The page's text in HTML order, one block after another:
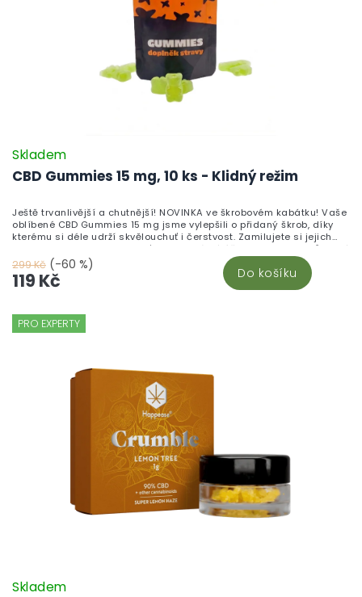
CBD Gummies 15 mg, 10 ks - Klidný režim
Skladem
299 Kč (-60 %)
119 Kč Do košíku
Ještě trvanlivější a chutnější! NOVINKA ve škrobovém kabátku! Vaše
oblíbené CBD Gummies 15 mg jsme vylepšili o přidaný škrob, díky
kterému si déle udrží skvělouchuť i čerstvost. Zamilujete si jejich
neodolatelnou sladkou chuť a blahodárné účinky kanabinoidů, které
pomáhají zklidnit tělo i mysl. Vyrobeno v České republice z vysoce
kvalitního CBD izolátu a testováno v nezávislých laboratořích pro
maximální kvalitu a bezpečnost. Chuť, která vydrží. Účinky, které
PRO EXPERTY
Skladem